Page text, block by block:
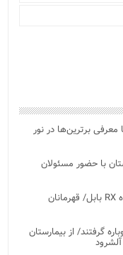
معرفی برترین‌ها در نور
با حضور مسئولان
رقابت نفسگیر ۲۰ ورزشکار حرفه ای در باشگاه RX بابل/ قهرمانان
گرفتند/ از بیمارستان